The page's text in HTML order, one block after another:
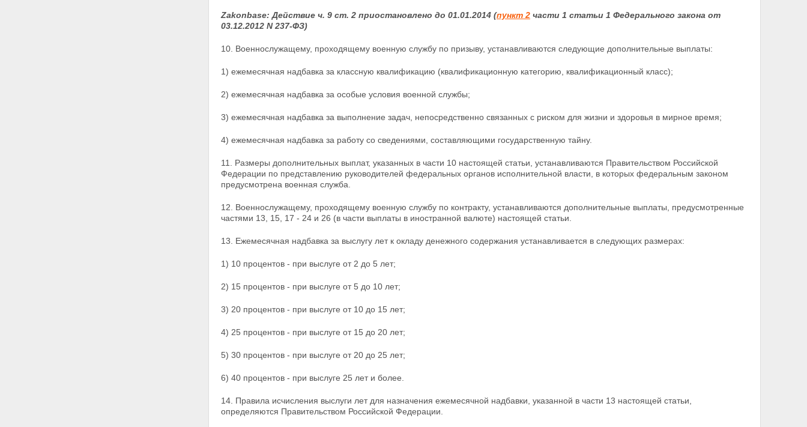
Zakonbase: Действие ч. 9 ст. 2 приостановлено до 01.01.2014 (пункт 2 части 1 статьи 1 Федерального закона от
03.12.2012 N 237-ФЗ)
10. Военнослужащему, проходящему военную службу по призыву, устанавливаются следующие дополнительные выплаты:
1) ежемесячная надбавка за классную квалификацию (квалификационную категорию, квалификационный класс);
2) ежемесячная надбавка за особые условия военной службы;
3) ежемесячная надбавка за выполнение задач, непосредственно связанных с риском для жизни и здоровья в мирное время;
4) ежемесячная надбавка за работу со сведениями, составляющими государственную тайну.
11. Размеры дополнительных выплат, указанных в части 10 настоящей статьи, устанавливаются Правительством Российской
Федерации по представлению руководителей федеральных органов исполнительной власти, в которых федеральным законом
предусмотрена военная служба.
12. Военнослужащему, проходящему военную службу по контракту, устанавливаются дополнительные выплаты, предусмотренные
частями 13, 15, 17 - 24 и 26 (в части выплаты в иностранной валюте) настоящей статьи.
13. Ежемесячная надбавка за выслугу лет к окладу денежного содержания устанавливается в следующих размерах:
1) 10 процентов - при выслуге от 2 до 5 лет;
2) 15 процентов - при выслуге от 5 до 10 лет;
3) 20 процентов - при выслуге от 10 до 15 лет;
4) 25 процентов - при выслуге от 15 до 20 лет;
5) 30 процентов - при выслуге от 20 до 25 лет;
6) 40 процентов - при выслуге 25 лет и более.
14. Правила исчисления выслуги лет для назначения ежемесячной надбавки, указанной в части 13 настоящей статьи,
определяются Правительством Российской Федерации.